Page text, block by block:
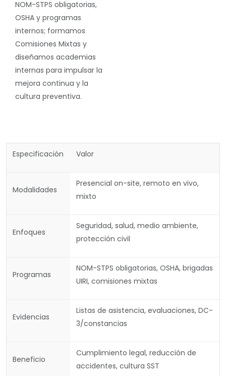
NOM-STPS obligatorias,
OSHA y programas
internos; formamos
Comisiones Mixtas y
diseñamos academias
internas para impulsar la
mejora continua y la
cultura preventiva.
Especificación Valor
Modalidades
Presencial on-site, remoto en vivo,
mixto
Enfoques
Seguridad, salud, medio ambiente,
protección civil
Programas
NOM-STPS obligatorias, OSHA, brigadas
UIRI, comisiones mixtas
Evidencias
Listas de asistencia, evaluaciones, DC-
3/constancias
Beneficio
Cumplimiento legal, reducción de
accidentes, cultura SST